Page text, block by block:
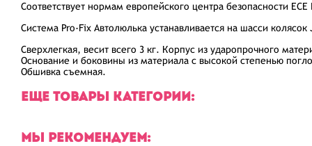
Соответствует нормам европейского центра безопасности ECE
Система Pro-Fix Автолюлька устанавливается на шасси
Сверхлегкая, весит всего 3 кг. Корпус из ударопрочного
Основание и боковины из материала с высокой степенью
Обшивка съемная.
ЕЩЕ ТОВАРЫ КАТЕГОРИИ:
МЫ РЕКОМЕНДУЕМ: